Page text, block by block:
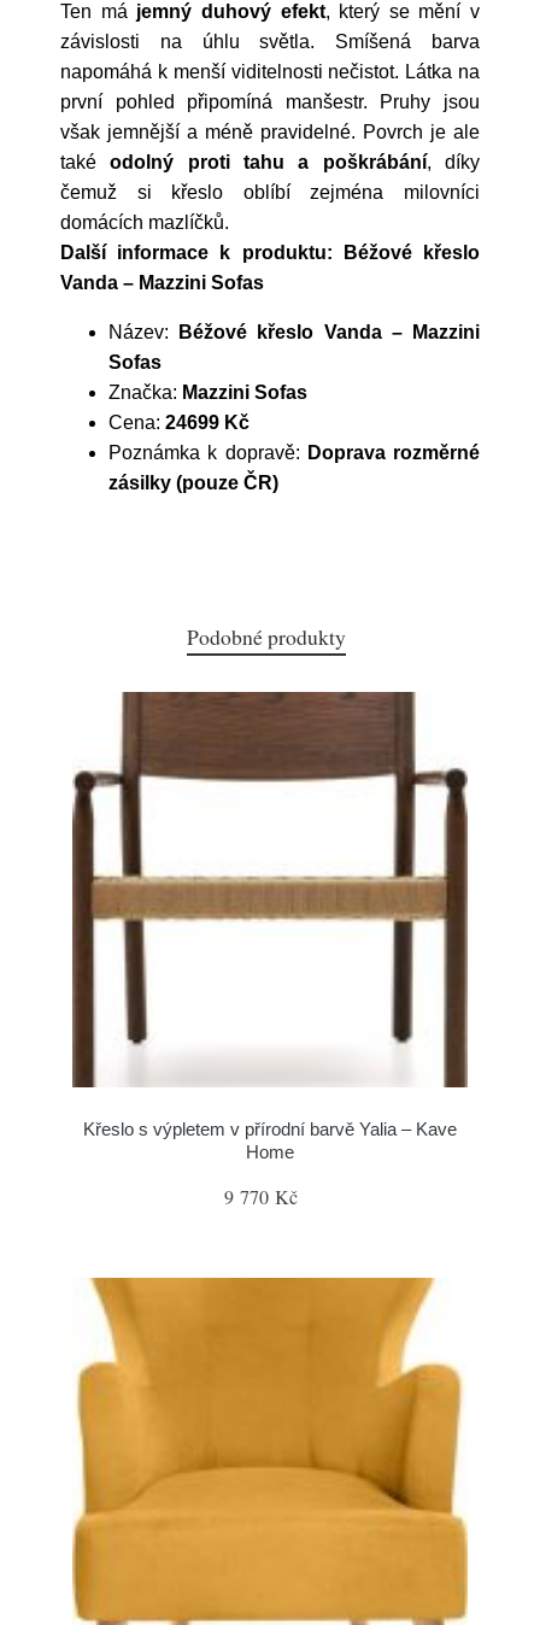
Ten má jemný duhový efekt, který se mění v
závislosti na úhlu světla. Smíšená barva
napomáhá k menší viditelnosti nečistot. Látka na
první pohled připomíná manšestr. Pruhy jsou
však jemnější a méně pravidelné. Povrch je ale
takéodolný proti tahu a poškrábání, díky
čemuž si křeslo oblíbí zejména milovníci
domácích mazlíčků.
Další informace k produktu: Béžové křeslo
Vanda – Mazzini Sofas
Název:
Béžové křeslo Vanda – Mazzini
Sofas
Značka: Mazzini Sofas
Cena: 24699 Kč
Poznámka k dopravě: Doprava rozměrné
zásilky (pouze ČR)
Podobné produkty
Křeslo s výpletem v přírodní barvě Yalia – Kave
Home
9 770 Kč